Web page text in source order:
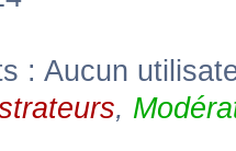
: Aucun
,